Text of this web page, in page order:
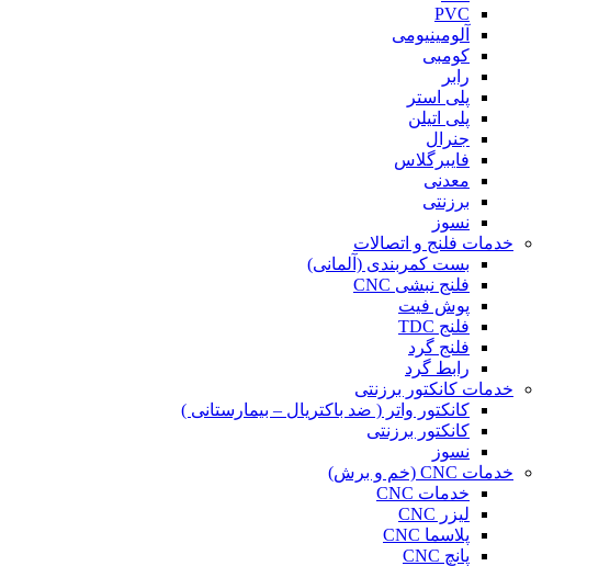
PVC
آلومینیومی
کومبی
رابر
پلی استر
پلی اتیلن
جنرال
فایبرگلاس
معدنی
برزنتی
نسوز
خدمات فلنج و اتصالات
بست کمربندی (آلمانی)
فلنج نبشی CNC
پوش فیت
فلنج TDC
فلنج گرد
رابط گرد
خدمات کانکتور برزنتی
کانکتور واتر ( ضد باکتریال – بیمارستانی )
کانکتور برزنتی
نسوز
خدمات CNC (خم و برش)
خدمات CNC
لیزر CNC
پلاسما CNC
پانچ CNC